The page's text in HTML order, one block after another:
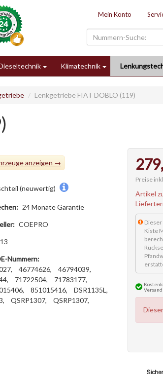
Mein Konto
Klimatechnik
Lenkgetriebe FIAT DOBLO (119)
(neuwertig)
24 Monate Garantie
COEPRO
Nummern:
46774626,
46794039,
71722504,
71783177,
851015416,
DSR1135L,
QSRP1307,
QSRP1307,
279,
Preise
Artikel
Kiste
Versand